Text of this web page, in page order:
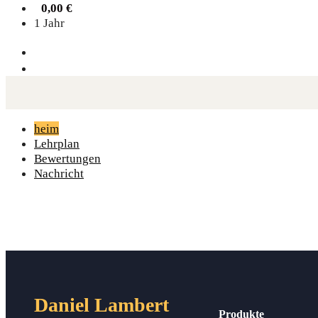
0,00 €
1 Jahr
heim
Lehrplan
Bewertungen
Nachricht
Daniel Lambert Produkte